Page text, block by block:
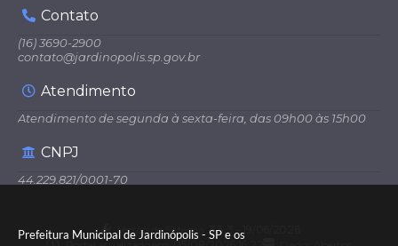
Prefeitura Municipal de Jardinópolis - SP e os
Contato
(16) 3690-2900
contato@jardinopolis.sp.gov.br
Atendimento
Atendimento de segunda à sexta-feira, das 09h00 às 15h00
CNPJ
44.229.821/0001-70
Versão do Sistema: 3.5.3 - 19/06/2026